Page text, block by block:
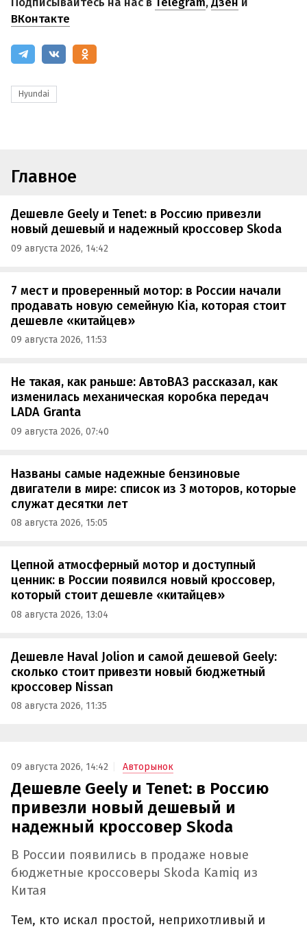
ВКонтакте
Hyundai
Главное
Дешевле Geely и Tenet: в Россию привезли
новый дешевый и надежный кроссовер Skoda
09 августа 2026, 14:42
7 мест и проверенный мотор: в России начали
продавать новую семейную Kia, которая стоит
дешевле «китайцев»
09 августа 2026, 11:53
Не такая, как раньше: АвтоВАЗ рассказал, как
изменилась механическая коробка передач
LADA Granta
09 августа 2026, 07:40
Названы самые надежные бензиновые
двигатели в мире: список из 3 моторов, которые
служат десятки лет
08 августа 2026, 15:05
Цепной атмосферный мотор и доступный
ценник: в России появился новый кроссовер,
который стоит дешевле «китайцев»
08 августа 2026, 13:04
Дешевле Haval Jolion и самой дешевой Geely:
сколько стоит привезти новый бюджетный
кроссовер Nissan
08 августа 2026, 11:35
09 августа 2026, 14:42 Авторынок
Дешевле Geely и Tenet: в Россию
привезли новый дешевый и
надежный кроссовер Skoda
В России появились в продаже новые
бюджетные кроссоверы Skoda Kamiq из
Китая
Тем, кто искал простой, неприхотливый и